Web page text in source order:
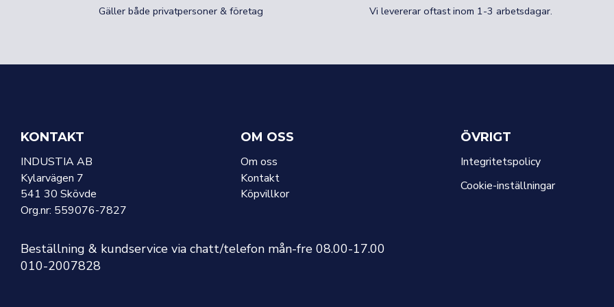
Gäller både privatpersoner & företag Vi levererar oftast inom 1-3 arbetsdagar.
KONTAKT
INDUSTIA AB
Kylarvägen 7
541 30 Skövde
Org.nr: 559076-7827
OM OSS
Om oss
Kontakt
Köpvillkor
ÖVRIGT
Integritetspolicy
Cookie-inställningar
Beställning & kundservice via chatt/telefon mån-fre 08.00-17.00
010-2007828